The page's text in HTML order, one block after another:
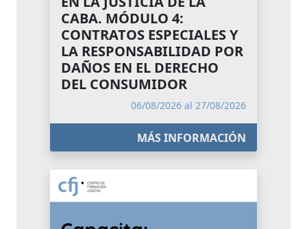
CABA. MÓDULO 4:
CONTRATOS ESPECIALES Y
LA RESPONSABILIDAD POR
DAÑOS EN EL DERECHO
DEL CONSUMIDOR
06/08/2026 al 27/08/2026
MÁS INFORMACIÓN